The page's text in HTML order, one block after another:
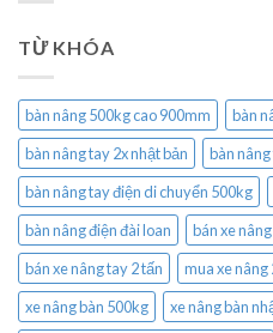
TỪ KHÓA
bàn nâng 500kg cao 900mm bàn
bàn nâng tay 2x nhật bản
bàn
bàn nâng tay điện di chuyển 500kg
bàn nâng điện đài loan
bán xe
bán xe nâng tay 2 tấn
mua xe nâng
xe nâng bàn 500kg
xe nâng bàn